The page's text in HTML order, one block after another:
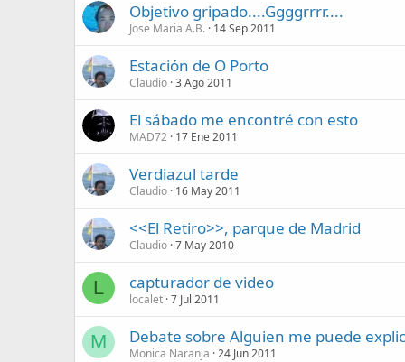
Objetivo gripado....Ggggrrrr....
Jose Maria A.B. 14 Sep 2011
Estación de O Porto
Claudio 3 Ago 2011
El sábado me encontré con esto
MAD72 17 Ene 2011
Verdiazul tarde
Claudio 16 May 2011
<<El Retiro>>, parque de Madrid
Claudio 7 May 2010
L capturador de video
localet 7 Jul 2011
M Debate sobre Alguien me puede
Monica Naranja 24 Jun 2011